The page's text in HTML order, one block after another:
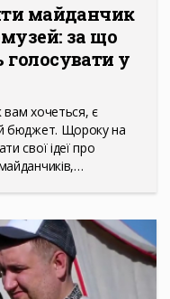
майданчик
за що
у
хочеться, є
бюджет. Щороку на
свої ідеї про